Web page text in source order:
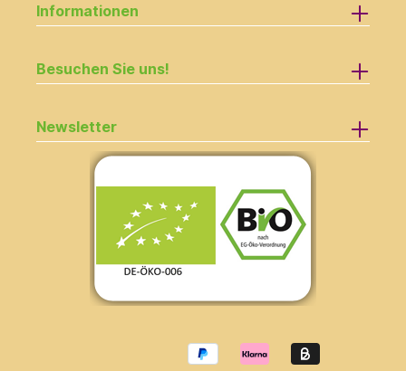
Informationen
Besuchen Sie uns!
Newsletter